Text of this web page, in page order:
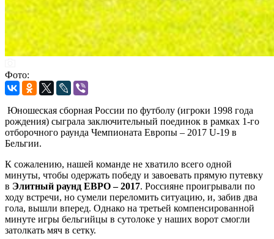
Фото:
Юношеская сборная России по футболу (игроки 1998 года
рождения) сыграла заключительный поединок в рамках 1-го
отборочного раунда Чемпионата Европы – 2017 U-19 в
Бельгии.
К сожалению, нашей команде не хватило всего одной
минуты, чтобы одержать победу и завоевать прямую путевку
в Элитный раунд ЕВРО – 2017. Россияне проигрывали по
ходу встречи, но сумели переломить ситуацию, и, забив два
гола, вышли вперед. Однако на третьей компенсированной
минуте игры бельгийцы в сутолоке у наших ворот смогли
затолкать мяч в сетку.